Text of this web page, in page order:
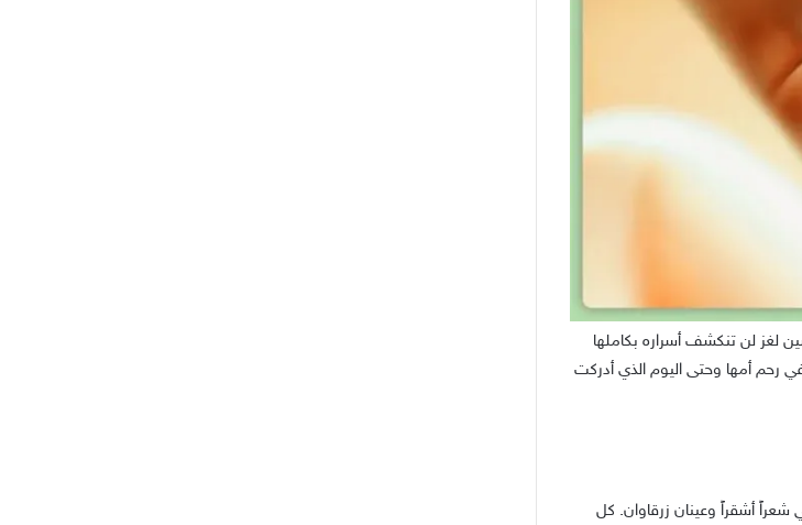
لغز لن تنكشف أسراره بكاملها
رحم أمها وحتى اليوم الذي أدركت
شعراً أشقراً وعينان زرقاوان. كل